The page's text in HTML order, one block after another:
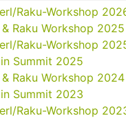
Raku-Workshop
Raku Workshop 2025
Raku-Workshop
Summit 2025
Raku Workshop 2024
Summit 2023
Raku-Workshop